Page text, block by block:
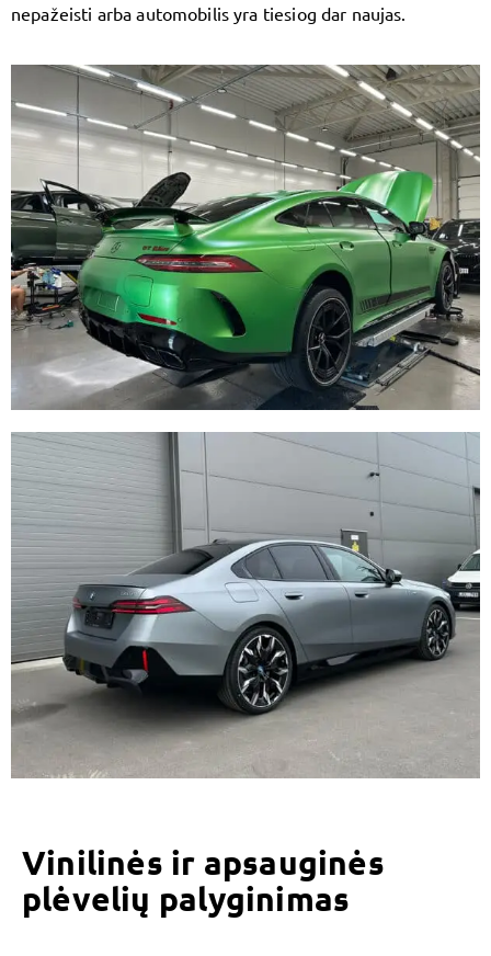
nepažeisti arba automobilis yra tiesiog dar naujas.
Vinilinės ir apsauginės
plėvelių palyginimas